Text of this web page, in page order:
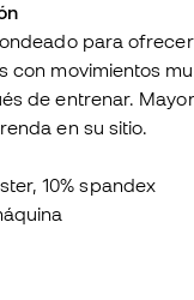
para
con movimientos
de entrenar.
en su sitio.
10% spandex